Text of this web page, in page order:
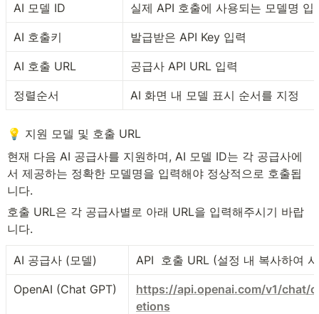
AI 모델 ID 실제 API 호출에 사용되는 모델명 입
AI 호출키 발급받은 API Key 입력
AI 호출 URL 공급사 API URL 입력
정렬순서 AI 화면 내 모델 표시 순서를 지정
💡 지원 모델 및 호출 URL
현재 다음 AI 공급사를 지원하며, AI 모델 ID는 각 공급사에
서 제공하는 정확한 모델명을 입력해야 정상적으로 호출됩
니다.
호출 URL은 각 공급사별로 아래 URL을 입력해주시기 바랍
니다.
AI 공급사 (모델) API  호출 URL (설정 내 복사하여
OpenAI (Chat GPT)
https://api.openai.com/v1/chat/
etions